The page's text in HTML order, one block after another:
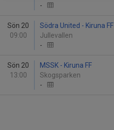
-
Sön 20
09:00
Södra United - Kiruna FF
Jullevallen
-
Sön 20
13:00
MSSK - Kiruna FF
Skogsparken
-